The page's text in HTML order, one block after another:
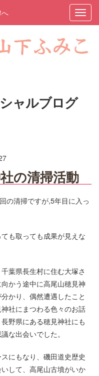
ャルブログ
の清掃活動
の清掃ですが,5年目に入っ
も取っても成果が見えな
葉県長生村に住む大塚さ
かう途中に高尾山穂見神
かり、偶然遭遇したこと
社にまつわる色々のお話
野県にある穂見神社にも
な出会いでした。
にもなり、磯田道史歴史
して、高尾山古墳がいか